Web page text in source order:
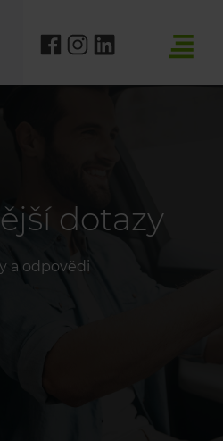
dotazy
a odpovědi